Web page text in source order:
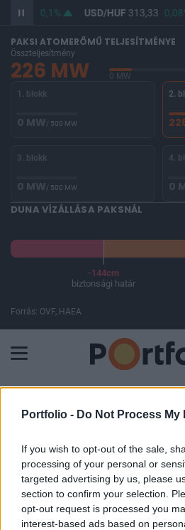
Portfolio - Do Not Process
If you wish to opt-out of the sale,
processing of your personal or
targeted advertising by us, please
section to confirm your selection.
opt-out request is processed you
interest-based ads based on
362,10 0,1% USD/HUF313,33
PAKSI ATOMERŐMŰ TELJESÍTMÉNYE
Összteljesítmény
226 MW 0 MW
1. blokk
0 MW/ 500 MW
2.
3. blokk
0 MW/ 500 MW
4.
0
DUNA VÍZÁLLÁSA PAKSNÁL
-144cm
biztonsági határ
Forrás: OVF, HAEA
Nutexben
Portfolio
2011. augusztus 29. 22:28